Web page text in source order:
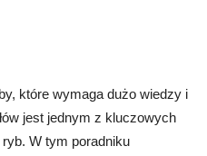
które wymaga dużo wiedzy i
jest jednym z kluczowych
W tym poradniku